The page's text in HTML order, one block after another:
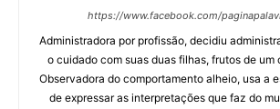
https://www.facebook.com/
Administradora por profissão, decidiu
o cuidado com suas duas filhas, frutos de um
Observadora do comportamento alheio, usa a
de expressar as interpretações que faz do